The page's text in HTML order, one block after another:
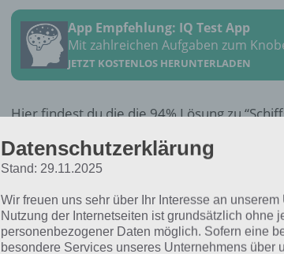
App Empfehlung: IQ Test App
Mit zahlreichen Aufgaben zum
JETZT KOSTENLOS HERUNTERLADEN
Hier findest du die die 94% Lösung zu
94% (94 Prozent) musst du die Lösungen
einem Themengebiet genannt haben
Antworten also bspw. Segelschiff oder
gesucht wird, findest du unten.
Weitere Lösungen zu
Datenschutzerklärung
Stand: 29.11.2025
Wir freuen uns sehr über Ihr Interesse an
Nutzung der Internetseiten ist grundsätzlich ohne
personenbezogener Daten möglich. Sofern eine
besondere Services unseres Unternehmens über